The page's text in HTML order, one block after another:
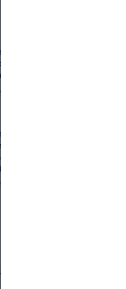
v Nyone rozhodol: Slovan
potenciálnu prekážku v
off Ligy majstrov
Majstrov
hlási posilu zo Španielska!
posilní krídelník
ktorého povedie jeho
vzor